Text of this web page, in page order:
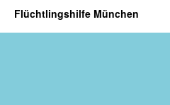
Flüchtlingshilfe München